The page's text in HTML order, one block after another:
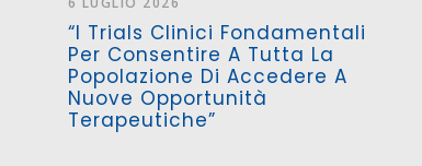
“I Trials Clinici Fondamentali
Per Consentire A Tutta La
Popolazione Di Accedere A
Nuove Opportunità
Terapeutiche”